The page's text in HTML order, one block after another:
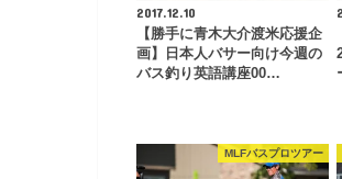
2017.12.10
【勝手に青木大介渡米応援企
画】日本人バサー向け今週の
バス釣り英語講座00…
MLFバスプロツアー